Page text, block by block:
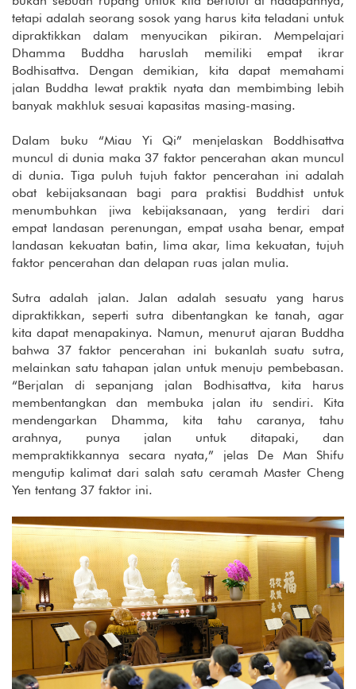
tetapi adalah seorang sosok yang harus kita teladani untuk
dipraktikkan dalam menyucikan pikiran. Mempelajari
Dhamma Buddha haruslah memiliki empat ikrar
Bodhisattva. Dengan demikian, kita dapat memahami
jalan Buddha lewat praktik nyata dan membimbing lebih
banyak makhluk sesuai kapasitas masing-masing.
Dalam buku “Miau Yi Qi” menjelaskan Boddhisattva
muncul di dunia maka 37 faktor pencerahan akan muncul
di dunia. Tiga puluh tujuh faktor pencerahan ini adalah
obat kebijaksanaan bagi para praktisi Buddhist untuk
menumbuhkan jiwa kebijaksanaan, yang terdiri dari
empat landasan perenungan, empat usaha benar, empat
landasan kekuatan batin, lima akar, lima kekuatan, tujuh
faktor pencerahan dan delapan ruas jalan mulia.
Sutra adalah jalan. Jalan adalah sesuatu yang harus
dipraktikkan, seperti sutra dibentangkan ke tanah, agar
kita dapat menapakinya. Namun, menurut ajaran Buddha
bahwa 37 faktor pencerahan ini bukanlah suatu sutra,
melainkan satu tahapan jalan untuk menuju pembebasan.
“Berjalan di sepanjang jalan Bodhisattva, kita harus
membentangkan dan membuka jalan itu sendiri. Kita
mendengarkan Dhamma, kita tahu caranya, tahu
arahnya, punya jalan untuk ditapaki, dan
mempraktikkannya secara nyata,” jelas De Man Shifu
mengutip kalimat dari salah satu ceramah Master Cheng
Yen tentang 37 faktor ini.